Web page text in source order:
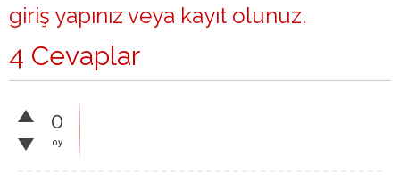
giriş yapınız veya kayıt olunuz.
4 Cevaplar
0
oy